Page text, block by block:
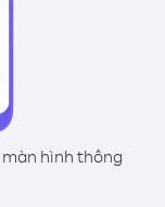
hình thông